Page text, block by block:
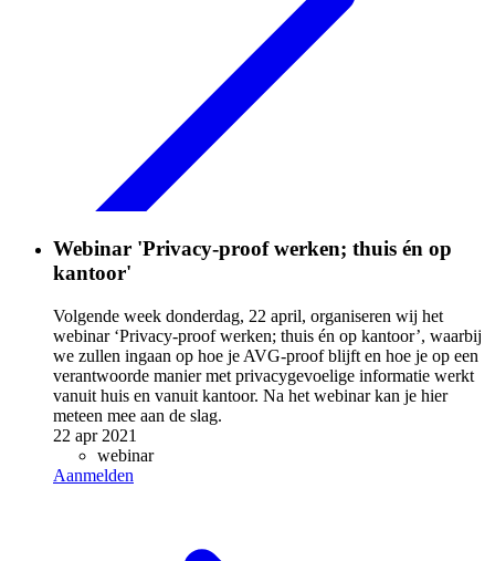
Webinar 'Privacy-proof werken; thuis én op
kantoor'
Volgende week donderdag, 22 april, organiseren wij het
webinar ‘Privacy-proof werken; thuis én op kantoor’, waarbij
we zullen ingaan op hoe je AVG-proof blijft en hoe je op een
verantwoorde manier met privacygevoelige informatie werkt
vanuit huis en vanuit kantoor. Na het webinar kan je hier
meteen mee aan de slag.
22 apr 2021
webinar
Aanmelden